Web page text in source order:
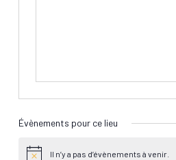
Évènements pour ce lieu
Il n’y a pas d’évènements à venir.